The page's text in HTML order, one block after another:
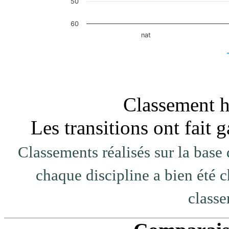
nat
60
Classement
Les transitions ont fait
Classements réalisés sur la
chaque discipline a bien été